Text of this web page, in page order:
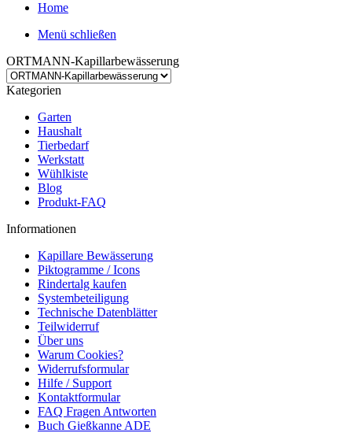
Home
Menü schließen
ORTMANN-Kapillarbewässerung
Kategorien
Garten
Haushalt
Tierbedarf
Werkstatt
Wühlkiste
Blog
Produkt-FAQ
Informationen
Kapillare Bewässerung
Piktogramme / Icons
Rindertalg kaufen
Systembeteiligung
Technische Datenblätter
Teilwiderruf
Über uns
Warum Cookies?
Widerrufsformular
Hilfe / Support
Kontaktformular
FAQ Fragen Antworten
Buch Gießkanne ADE